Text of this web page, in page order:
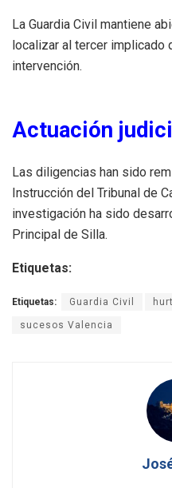
La Guardia Civil mantiene
localizar al tercer implicado
intervención.
Actuación
Las diligencias han sido
Instrucción del Tribunal de
investigación ha sido
Principal de Silla.
Etiquetas:
Etiquetas: Guardia Civil
sucesos Valencia